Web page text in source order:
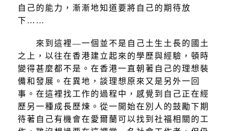
自己的能力，漸漸地知道要將自己的期待放
下……
來到這裡—一個並不是自己土生土長的國土
之上，以往在香港建立起來的學歷與經驗，頓時
變得甚麼都不是。在香港一直朝著自己的理想裝
備和發展。在異地，談理想原來又是另外一回
事。在這裡找工作的過程中，感覺到自己正在經
歷另一種成長歷煉。從一開始在別人的鼓勵下期
待著自己有機會在愛爾蘭可以找到社福相關的工